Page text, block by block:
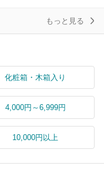
もっと見る
化粧箱・木箱入り
4,000円～6,999円
10,000円以上